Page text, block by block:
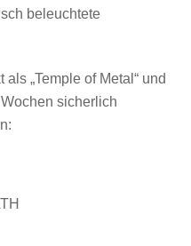
beleuchtete
„Temple of Metal“ und
sicherlich